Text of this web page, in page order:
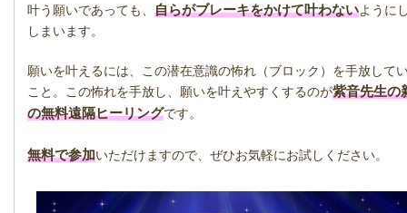
叶う願いであっても、 自らがブレーキをかけて叶わないように
しまいます。
願いを叶えるには、この潜在意識の怖れ（ブロック）を手放して
こと。この怖れを手放し、願いを叶えやすくするのが紫音先生の
の無料遠隔ヒーリングです。
無料で参加いただけますので、ぜひお気軽にお試しください。